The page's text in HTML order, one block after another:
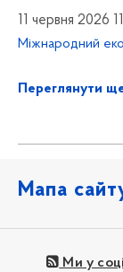
11 червня 2026
Міжнародний
Переглянути
Мапа
Ми у